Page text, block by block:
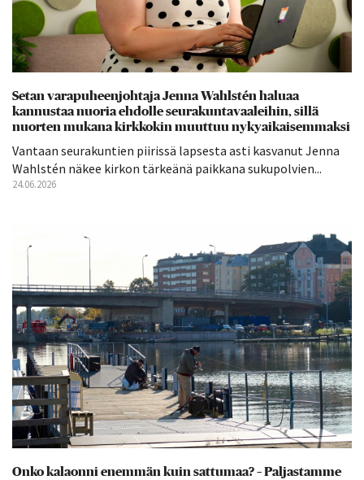
Setan varapuheenjohtaja Jenna Wahlstén haluaa
kannustaa nuoria ehdolle seurakuntavaaleihin, sillä
nuorten mukana kirkkokin muuttuu nykyaikaisemmaksi
Vantaan seurakuntien piirissä lapsesta asti kasvanut Jenna
Wahlstén näkee kirkon tärkeänä paikkana sukupolvien...
24.06.2026
Onko kalaonni enemmän kuin sattumaa? – Paljastamme